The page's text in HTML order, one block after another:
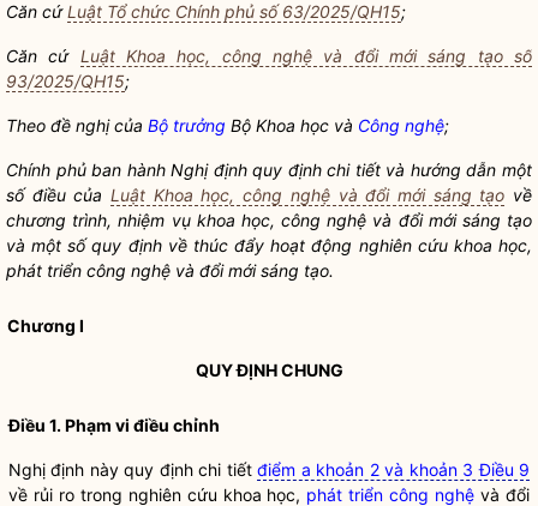
Căn cứLuật Tổ chức Chính phủ số 63/2025/QH15;
Căn cứ Luật Khoa học, công nghệ và đổi mới sáng tạo số
93/2025/QH15;
Theo đề nghị của Bộ trưởng Bộ Khoa học và Công nghệ;
Chính phủ ban hành Nghị định quy định chi tiết và hướng dẫn một
số điều củaLuật Khoa học, công nghệ và đổi mới sáng tạo về
chương trình,nhiệm vụ khoa học, công nghệ và đổi mới sáng tạo
và một số quy định về thúc đẩy hoạt động nghiên cứu khoa học,
phát triển công nghệ và đổi mới sáng tạo.
Chương I
QUY ĐỊNH CHUNG
Điều 1. Phạm vi điều chỉnh
Nghị định này quy định chi tiếtđiểm a khoản 2 và khoản 3 Điều 9
về rủi ro trong nghiên cứu khoa học, phát triển công nghệ và đổi